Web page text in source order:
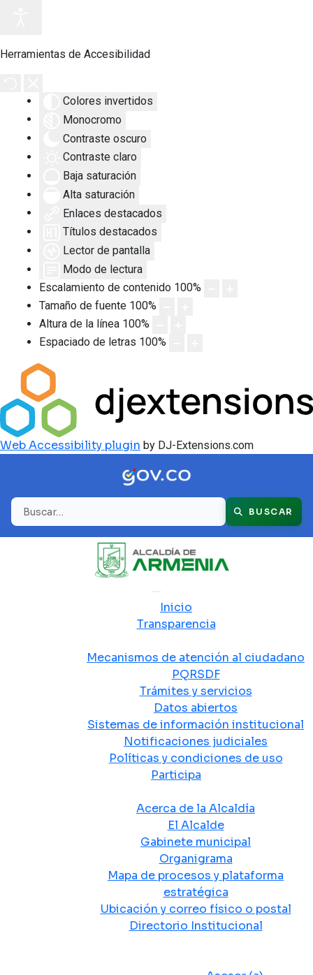
Herramientas de Accesibilidad
Colores invertidos
Monocromo
Contraste oscuro
Contraste claro
Baja saturación
Alta saturación
Enlaces destacados
Títulos destacados
Lector de pantalla
Modo de lectura
Escalamiento de contenido 100%
Tamaño de fuente 100%
Altura de la línea 100%
Espaciado de letras 100%
Web Accessibility plugin by DJ-Extensions.com
Buscar BUSCAR
Inicio
Transparencia
Mecanismos de atención al ciudadano
PQRSDF
Trámites y servicios
Datos abiertos
Sistemas de información institucional
Notificaciones judiciales
Políticas y condiciones de uso
Participa
Acerca de la Alcaldía
El Alcalde
Gabinete municipal
Organigrama
Mapa de procesos y plataforma
estratégica
Ubicación y correo físico o postal
Directorio Institucional